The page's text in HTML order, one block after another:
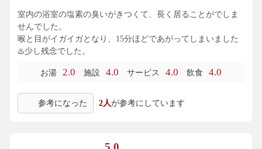
室内の浴室の塩素の臭いがきつくて、長く居ることがでしま
せんでした。
喉と目がイガイガとなり、15分ほどであがってしまいました
♨️少し残念でした。
お湯 2.0 施設 4.0 サービス 4.0 飲食 4.0
参考になった 2人が参考にしています